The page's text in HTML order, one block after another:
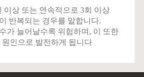
이상 또는 연속적으로 3회 이상
반복되는 경우를 말합니다.
가 늘어날수록 위험하며, 이 또한
원인으로 발전하게 됩니다